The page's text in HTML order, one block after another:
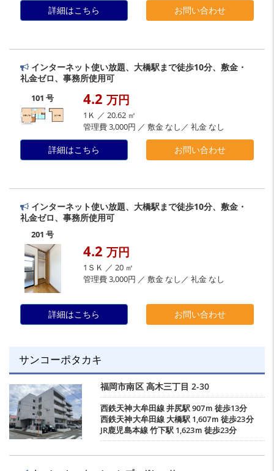
詳細はこちら お問い合わせ
インターネット使い放題、大橋駅まで徒歩10分、敷金・
礼金ゼロ、事務所使用可
101 号 4.2 万円
1Ｋ ／ 20.62 ㎡
管理費 3,000円 ／ 敷金 なし／ 礼金 なし
詳細はこちら お問い合わせ
インターネット使い放題、大橋駅まで徒歩10分、敷金・
礼金ゼロ、事務所使用可
201 号
4.2 万円
1ＳＫ ／ 20 ㎡
管理費 3,000円 ／ 敷金 なし／ 礼金 なし
詳細はこちら お問い合わせ
サンコーポタカキ
福岡市南区 高木三丁目 2-30
西鉄天神大牟田線井尻駅907ｍ 徒歩13分
西鉄天神大牟田線大橋駅1,607ｍ 徒歩23分
JR鹿児島本線竹下駅1,623ｍ 徒歩23分